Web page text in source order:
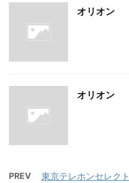
オリオン
オリオン
PREV 東京テレホンセレクト